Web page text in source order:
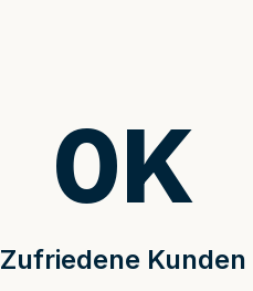
Zufriedene Kunden
0K